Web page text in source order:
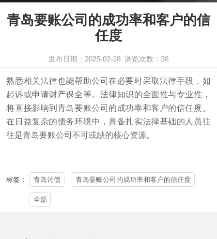
青岛要账公司的成功率和客户的信
任度
发布日期：2025-02-28 浏览次数：38
熟悉相关法律也能帮助公司在必要时采取法律手段，如
起诉或申请财产保全等。法律知识的全面性与专业性，
将直接影响到青岛要账公司的成功率和客户的信任度。
在日益复杂的债务环境中，具备扎实法律基础的人员往
往是青岛要账公司不可或缺的核心资源。
标签： 青岛讨债 青岛要账公司的成功率和客户的信任度
全部